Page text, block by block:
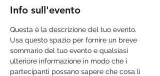
Info sull'evento
Questa è la descrizione del tuo evento.
Usa questo spazio per fornire un breve
sommario del tuo evento e qualsiasi
ulteriore informazione in modo che i
partecipanti possano sapere che cosa li